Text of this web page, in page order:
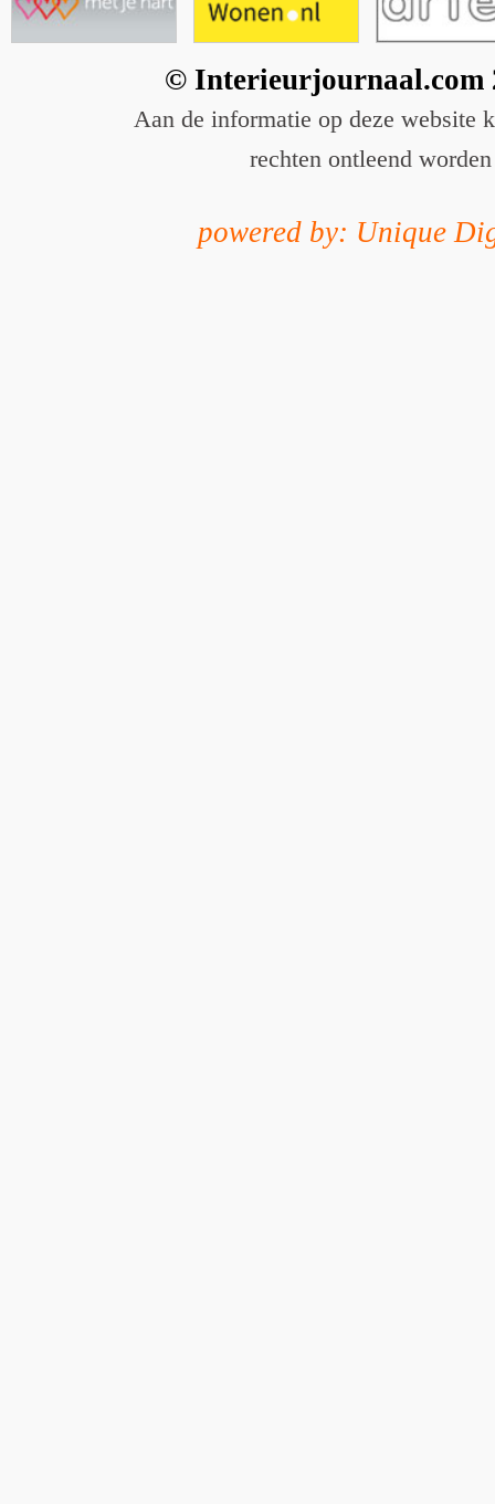
© Interieurjournaal.com
Aan de informatie op deze website
rechten ontleend worden
powered by: Unique